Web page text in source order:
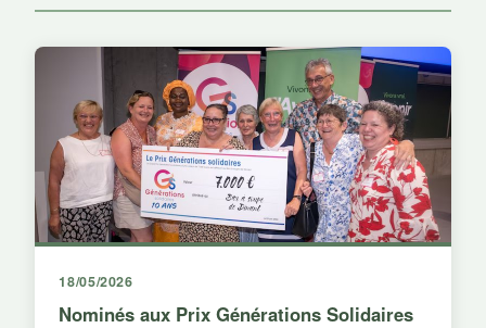
18/05/2026
Nominés aux Prix Générations Solidaires